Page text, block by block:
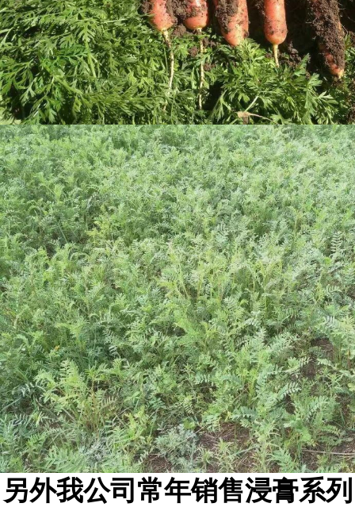
另外我公司常年销售浸膏系列